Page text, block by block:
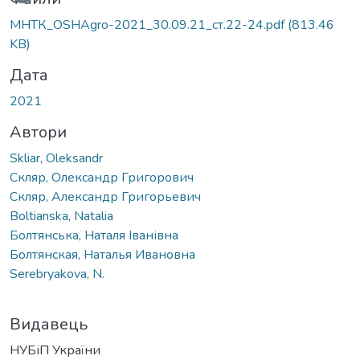
МНТК_OSHAgro-2021_30.09.21_ст.22-24.pdf(813.46
KB)
Дата
2021
Автори
Skliar, Oleksandr
Скляр, Олександр Григорович
Скляр, Александр Григорьевич
Boltianska, Natalia
Болтянська, Наталя Іванівна
Болтянская, Наталья Ивановна
Serebryakova, N.
Видавець
НУБіП України